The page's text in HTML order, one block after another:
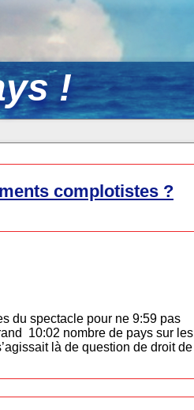
!
complotistes ?
du spectacle pour ne 9:59 pas
10:02 nombre de pays sur les
là de question de droit de